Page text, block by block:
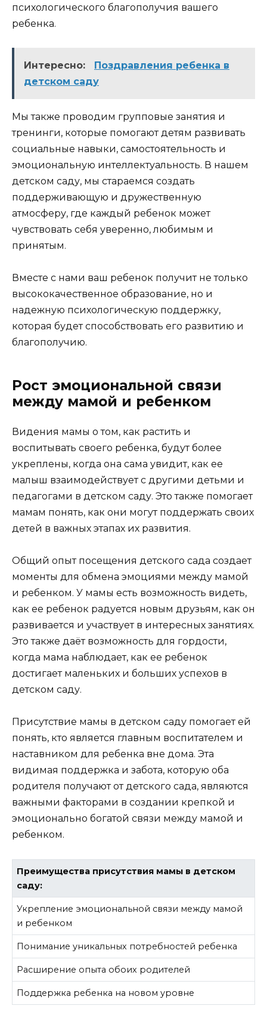
психологического благополучия вашего
ребенка.
Интересно:
Поздравления ребенка в
детском саду
Мы также проводим групповые занятия и
тренинги, которые помогают детям развивать
социальные навыки, самостоятельность и
эмоциональную интеллектуальность. В нашем
детском саду, мы стараемся создать
поддерживающую и дружественную
атмосферу, где каждый ребенок может
чувствовать себя уверенно, любимым и
принятым.
Вместе с нами ваш ребенок получит не только
высококачественное образование, но и
надежную психологическую поддержку,
которая будет способствовать его развитию и
благополучию.
Рост эмоциональной связи
между мамой и ребенком
Видения мамы о том, как растить и
воспитывать своего ребенка, будут более
укреплены, когда она сама увидит, как ее
малыш взаимодействует с другими детьми и
педагогами в детском саду. Это также помогает
мамам понять, как они могут поддержать своих
детей в важных этапах их развития.
Общий опыт посещения детского сада создает
моменты для обмена эмоциями между мамой
и ребенком. У мамы есть возможность видеть,
как ее ребенок радуется новым друзьям, как он
развивается и участвует в интересных занятиях.
Это также даёт возможность для гордости,
когда мама наблюдает, как ее ребенок
достигает маленьких и больших успехов в
детском саду.
Присутствие мамы в детском саду помогает ей
понять, кто является главным воспитателем и
наставником для ребенка вне дома. Эта
видимая поддержка и забота, которую оба
родителя получают от детского сада, являются
важными факторами в создании крепкой и
эмоционально богатой связи между мамой и
ребенком.
Преимущества присутствия мамы в детском
саду:
Укрепление эмоциональной связи между мамой
и ребенком
Понимание уникальных потребностей ребенка
Расширение опыта обоих родителей
Поддержка ребенка на новом уровне